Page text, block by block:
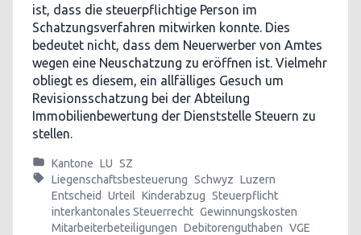
ist, dass die steuerpflichtige Person im
Schatzungsverfahren mitwirken konnte. Dies
bedeutet nicht, dass dem Neuerwerber von Amtes
wegen eine Neuschatzung zu eröffnen ist. Vielmehr
obliegt es diesem, ein allfälliges Gesuch um
Revisionsschatzung bei der Abteilung
Immobilienbewertung der Dienststelle Steuern zu
stellen.
Kantone LU SZ
Liegenschaftsbesteuerung Schwyz Luzern
Entscheid
Urteil Kinderabzug Steuerpflicht
interkantonales Steuerrecht Gewinnungskosten
Mitarbeiterbeteiligungen Debitorenguthaben VGE